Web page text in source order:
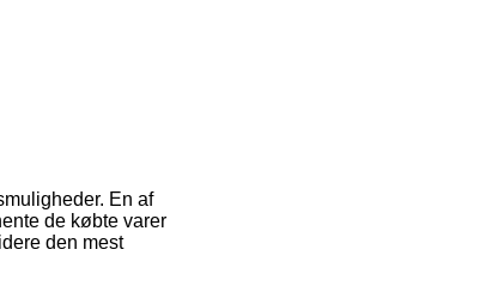
En af
de købte varer
den mest